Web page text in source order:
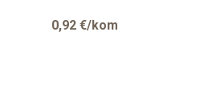
0,92 €/kom